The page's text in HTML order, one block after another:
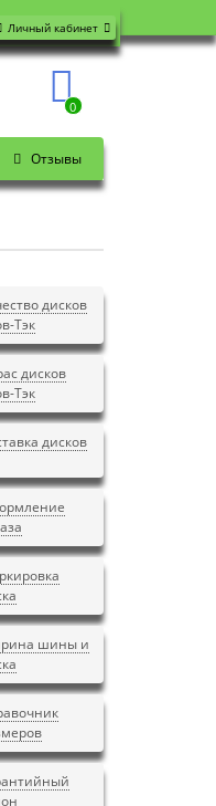
Личный кабинет
0
Отзывы
Суббота 8 августа 2026 г.
дисков
Тэк
дисков
Тэк
дисков
шины и